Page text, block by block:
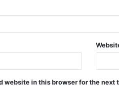
website in this browser for the next